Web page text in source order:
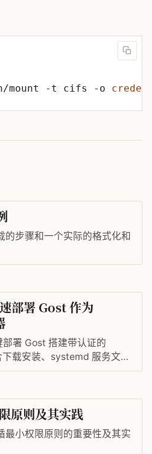
mount -t cifs -o
的步骤和一个实际的格式化和
部署 Gost 作为
署 Gost 搭建带认证的
载安装、systemd 服务文件
原则及其实践
最小权限原则的重要性及其实